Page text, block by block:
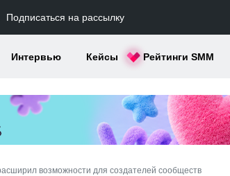
Подписаться на рассылку
Интервью Кейсы Рейтинги SMM
возможности для создателей сообществ